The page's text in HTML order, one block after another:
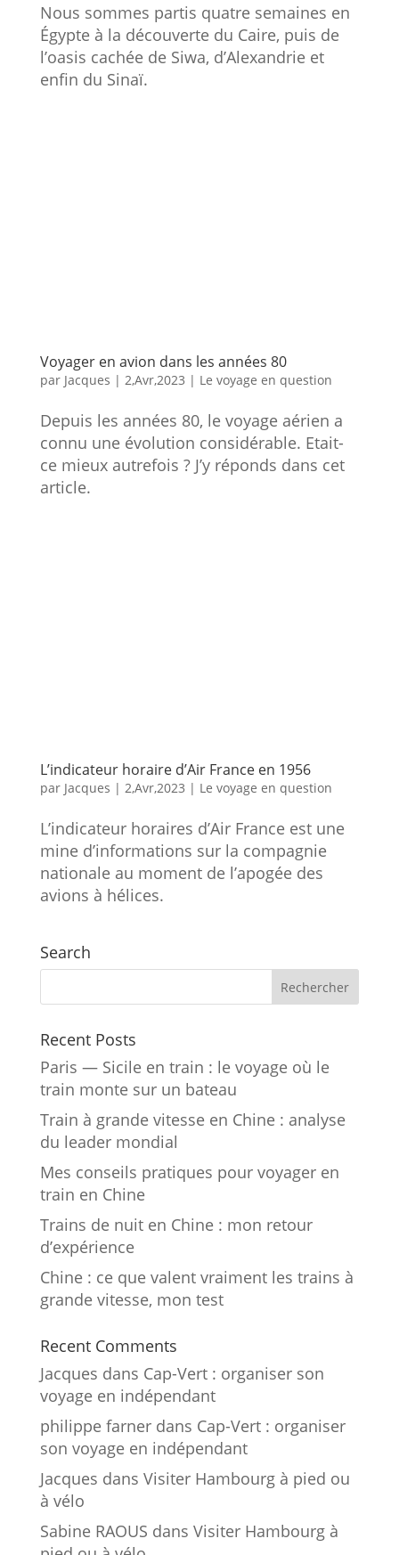
Nous sommes partis quatre semaines en
Égypte à la découverte du Caire, puis de
l’oasis cachée de Siwa, d’Alexandrie et
enfin du Sinaï.
Voyager en avion dans les années 80
par Jacques | 2,Avr,2023 | Le voyage en question
Depuis les années 80, le voyage aérien a
connu une évolution considérable. Etait-
ce mieux autrefois ? J’y réponds dans cet
article.
L’indicateur horaire d’Air France en 1956
par Jacques | 2,Avr,2023 | Le voyage en question
L’indicateur horaires d’Air France est une
mine d’informations sur la compagnie
nationale au moment de l’apogée des
avions à hélices.
Search
Recent Posts
Paris — Sicile en train : le voyage où le
train monte sur un bateau
Train à grande vitesse en Chine : analyse
du leader mondial
Mes conseils pratiques pour voyager en
train en Chine
Trains de nuit en Chine : mon retour
d’expérience
Chine : ce que valent vraiment les trains à
grande vitesse, mon test
Recent Comments
Jacques dans Cap-Vert : organiser son
voyage en indépendant
philippe farnerdans Cap-Vert : organiser
son voyage en indépendant
Jacques dans Visiter Hambourg à pied ou
à vélo
Sabine RAOUS dans Visiter Hambourg à